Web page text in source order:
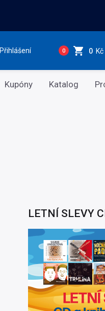
Přihlášení 0 0 Kč
Kupóny Katalog
LETNÍ SLEVY